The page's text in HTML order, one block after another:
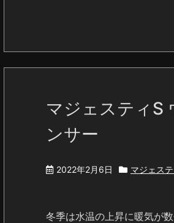
マジェスティS
ンサー
2022年2月6日 マジェス
冬季は水温の上昇に暖気が